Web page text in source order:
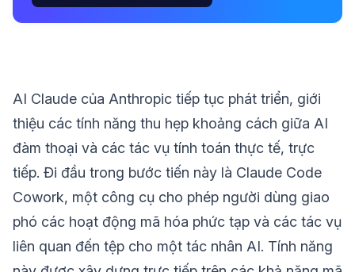
AI Claude của Anthropic tiếp tục phát triển, giới
thiệu các tính năng thu hẹp khoảng cách giữa AI
đàm thoại và các tác vụ tính toán thực tế, trực
tiếp. Đi đầu trong bước tiến này là Claude Code
Cowork, một công cụ cho phép người dùng giao
phó các hoạt động mã hóa phức tạp và các tác vụ
liên quan đến tệp cho một tác nhân AI. Tính năng